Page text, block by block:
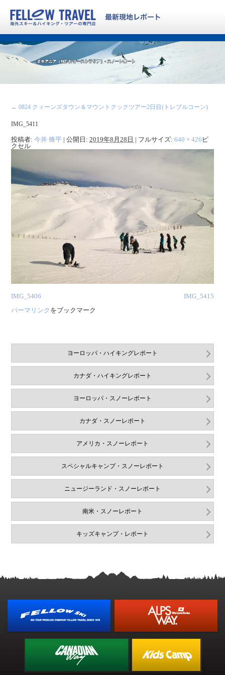
← 0824 クィーンズタウン＆マウントクックツアー2日目(トレブルコーン)
IMG_5411
投稿者: 今井 脩平 | 公開日: 2019年8月28日 | フルサイズ:640 × 426 ピ
クセル
IMG_5406
IMG_5415
パーマリンク をブックマーク
ヨーロッパ・ハイキングレポート
カナダ・ハイキングレポート
ヨーロッパ・スノーレポート
カナダ・スノーレポート
アメリカ・スノーレポート
スペシャルキャンプ・スノーレポート
ニュージーランド・スノーレポート
南米・スノーレポート
キッズキャンプ・レポート